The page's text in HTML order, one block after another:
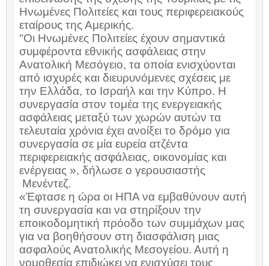
Ηνωμένες Πολιτείες και τους περιφερειακούς
εταίρους της Αμερικής.
"Οι Ηνωμένες Πολιτείες έχουν σημαντικά
συμφέροντα εθνικής ασφάλειας στην
Ανατολική Μεσόγειο, τα οποία ενισχύονται
από ισχυρές και διευρυνόμενες σχέσεις με
την Ελλάδα, το Ισραήλ και την Κύπρο. Η
συνεργασία στον τομέα της ενεργειακής
ασφάλειας μεταξύ των χωρών αυτών τα
τελευταία χρόνια έχει ανοίξει το δρόμο για
συνεργασία σε μία ευρεία ατζέντα
περιφερειακής ασφάλειας, οικονομίας και
ενέργειας », δήλωσε ο γερουσιαστής
Μενέντεζ.
«Έφτασε η ώρα οι ΗΠΑ να εμβαθύνουν αυτή
τη συνεργασία και να στηρίξουν την
εποικοδομητική πρόοδο των συμμάχων μας
για να βοηθήσουν στη διασφάλιση μιας
ασφαλούς Ανατολικής Μεσογείου. Αυτή η
νομοθεσία επιδιώκει να ενισχύσει τους